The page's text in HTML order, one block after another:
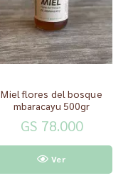
Miel flores del bosque
mbaracayu 500gr
GS 78.000
Ver